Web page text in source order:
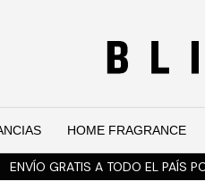
ENVÍO GRATIS A TODO EL PAÍS
HOME FRAGRANCE